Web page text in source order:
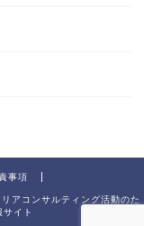
事項
アコンサルティング活動のた
イト